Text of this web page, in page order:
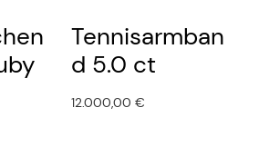
Tennisarmban
d 5.0 ct
12.000,00€